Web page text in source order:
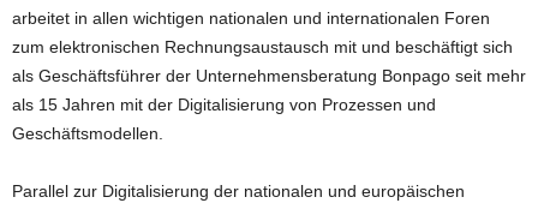
arbeitet in allen wichtigen nationalen und internationalen Foren
zum elektronischen Rechnungsaustausch mit und beschäftigt sich
als Geschäftsführer der Unternehmensberatung Bonpago seit mehr
als 15 Jahren mit der Digitalisierung von Prozessen und
Geschäftsmodellen.
Parallel zur Digitalisierung der nationalen und europäischen